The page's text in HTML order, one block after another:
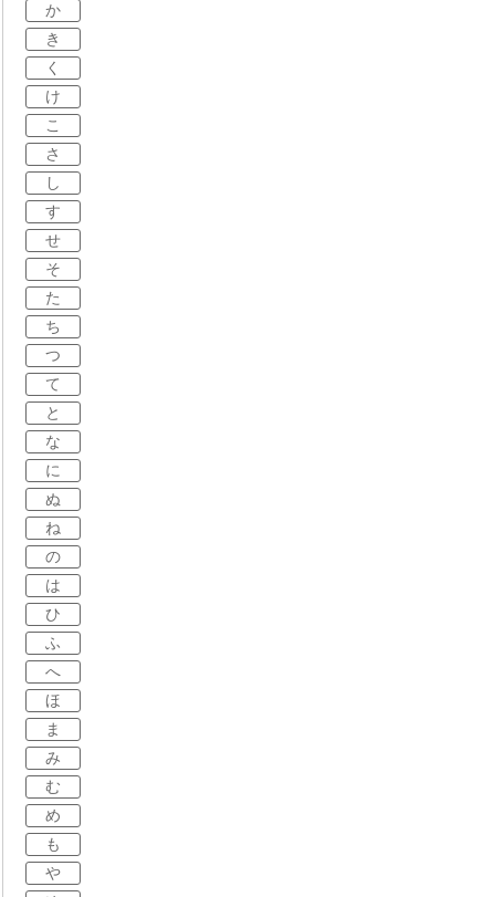
か
き
く
け
こ
さ
し
す
せ
そ
た
ち
つ
て
と
な
に
ぬ
ね
の
は
ひ
ふ
へ
ほ
ま
み
む
め
も
や